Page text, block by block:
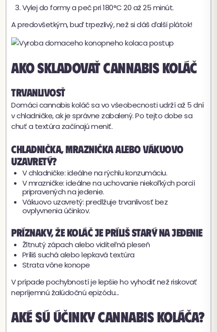
Vylej do formy a peč pri 180°C 20 až 25 minút.
A predovšetkým, buď trpezlivý, než si dáš ďalší plátok!
Ako skladovať cannabis koláč
Trvanlivosť
Domáci cannabis koláč sa vo všeobecnosti udrží až 5 dní
v chladničke, ak je správne zabalený. Po tejto dobe sa
chuť a textúra začínajú meniť.
Chladnička, mraznička alebo vákuovo
uzavretý?
V chladničke: ideálne na rýchlu konzumáciu.
V mrazničke: ideálne na uchovanie niekoľkých porcií
pripravených na jedenie.
Vákuovo uzavretý: predlžuje trvanlivosť bez
ovplyvnenia účinkov.
Príznaky, že koláč je príliš starý na jedenie
Žltnutý zápach alebo viditeľná pleseň
Príliš suchá alebo lepkavá textúra
Strata vône konope
V prípade pochybností je lepšie ho vyhodiť než riskovať
nepríjemnú žalúdočnú epizódu...
Aké sú účinky cannabis koláča?